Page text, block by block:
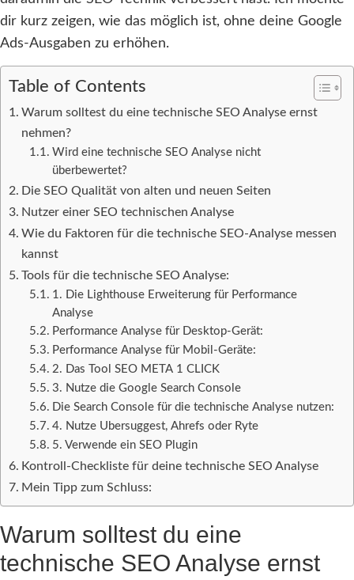
dir kurz zeigen, wie das möglich ist, ohne deine Google
Ads-Ausgaben zu erhöhen.
Table of Contents
Warum solltest du eine technische SEO Analyse ernst
nehmen?
Wird eine technische SEO Analyse nicht
überbewertet?
Die SEO Qualität von alten und neuen Seiten
Nutzer einer SEO technischen Analyse
Wie du Faktoren für die technische SEO-Analyse messen
kannst
Tools für die technische SEO Analyse:
1. Die Lighthouse Erweiterung für Performance
Analyse
Performance Analyse für Desktop-Gerät:
Performance Analyse für Mobil-Geräte:
2. Das Tool SEO META 1 CLICK
3. Nutze die Google Search Console
Die Search Console für die technische Analyse nutzen:
4. Nutze Ubersuggest, Ahrefs oder Ryte
5. Verwende ein SEO Plugin
Kontroll-Checkliste für deine technische SEO Analyse
Mein Tipp zum Schluss:
Warum solltest du eine
technische SEO Analyse ernst